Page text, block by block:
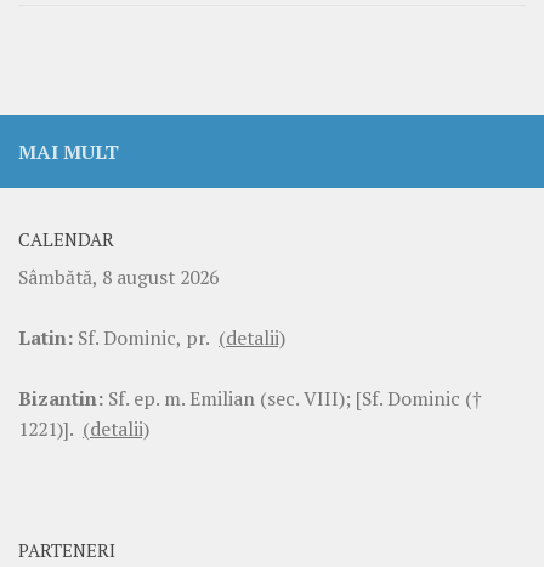
MAI MULT
CALENDAR
Sâmbătă, 8 august 2026
Latin: Sf. Dominic, pr. (detalii)
Bizantin: Sf. ep. m. Emilian (sec. VIII); [Sf. Dominic (†
1221)]. (detalii)
PARTENERI